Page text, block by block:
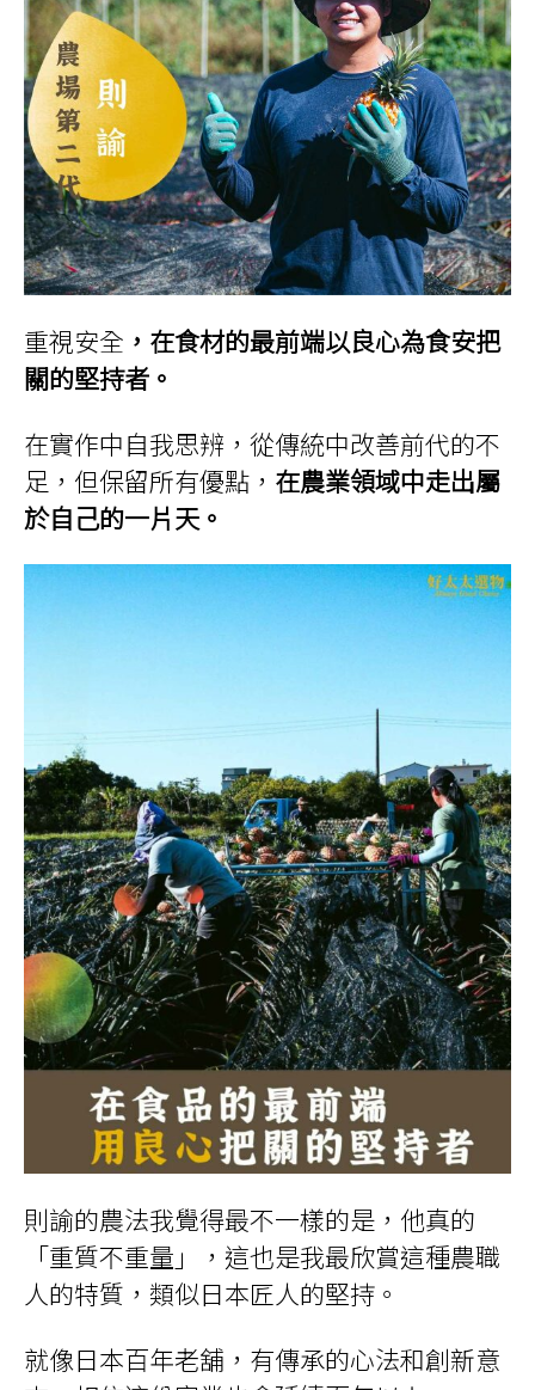
重視安全 ，在食材的最前端以良心為食安把
關的堅持者。
在實作中自我思辨，從傳統中改善前代的不
足，但保留所有優點， 在農業領域中走出屬
於自己的一片天。
則諭的農法我覺得最不一樣的是，他真的
「重質不重量」，這也是我最欣賞這種農職
人的特質，類似日本匠人的堅持。
就像日本百年老舖，有傳承的心法和創新意